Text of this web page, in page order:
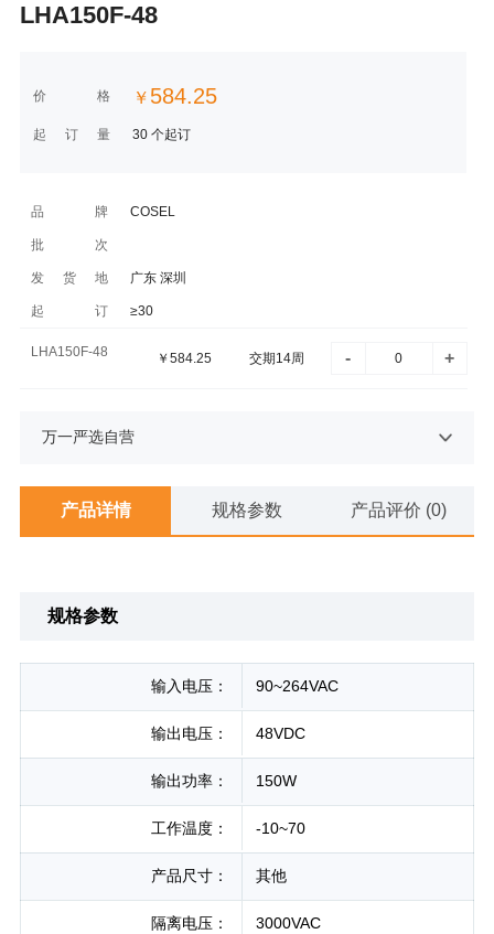
LHA150F-48
价格 ￥ 584.25
起订量 30 个起订
品牌 COSEL
批次
发货地 广东 深圳
起订 ≥30
LHA150F-48 ￥ 584.25 交期14周 - +
万一严选自营
产品详情 规格参数 产品评价 (0)
规格参数
输入电压： 90~264VAC
输出电压： 48VDC
输出功率： 150W
工作温度： -10~70
产品尺寸： 其他
隔离电压： 3000VAC